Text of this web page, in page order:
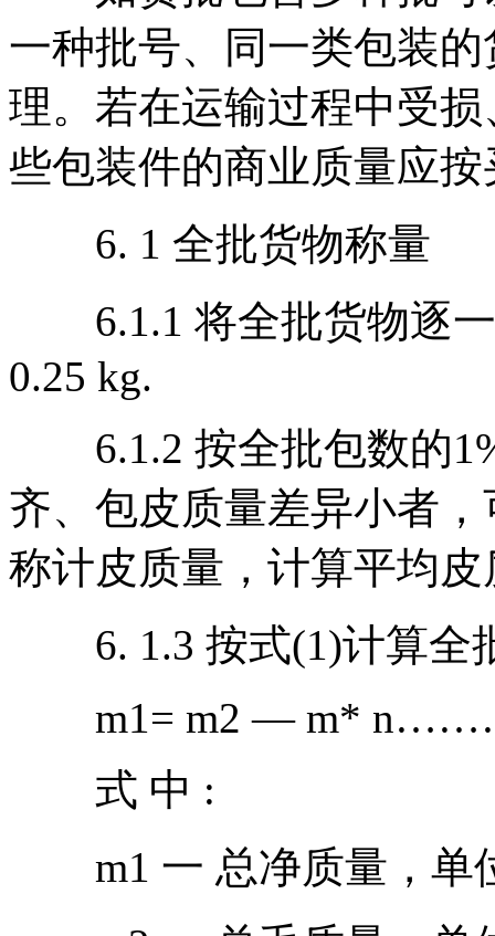
一种批号、同一类包装
理。若在运输过程中受
些包装件的商业质量应
6. 1 全批货物称量
6.1.1 将全批货物逐一
0.25 kg.
6.1.2 按全批包数的
齐、包皮质量差异小者
称计皮质量，计算平均皮
6. 1.3 按式(1)计算全
m1= m2 — m*
式 中 :
m1 一 总净质量，单